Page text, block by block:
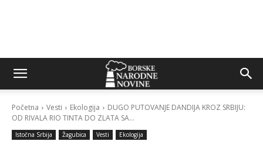
Početna Vesti Ekologija
DUGO PUTOVANJE DANDIJA KROZ SRBIJU:
OD RIVALA RIO TINTA DO ZLATA SA...
Istočna Srbija Žagubica Vesti Ekologija